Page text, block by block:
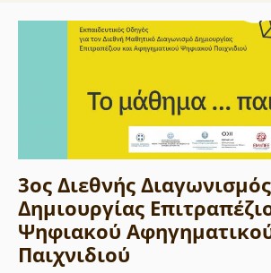
3ος Διεθνής Διαγωνισμός
Δημιουργίας
Ψηφιακού
Παιχνιδιού